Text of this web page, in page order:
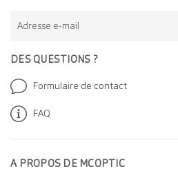
A PROPOS DE MCOPTIC
DES QUESTIONS ?
Formulaire de contact
FAQ
Adresse e-mail